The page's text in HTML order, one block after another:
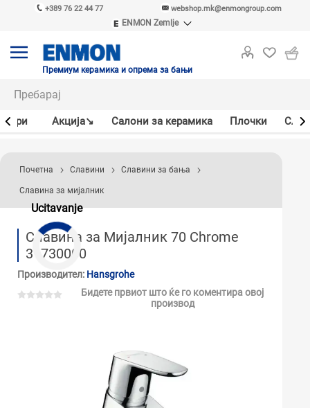
+389 76 22 44 77 webshop.mk@enmongroup.com
ENMON Zemlje
ENMON MKD
Премиум керамика и опрема за бањи
Акцијa↘ Салони за керамика Плочки
Ucitavanje
Почетна Славини Славини за бања
Славина за мијалник
Славина за Мијалник 70 Chrome
31730000
Производител: Hansgrohe
Бидете првиот што ќе го коментира овој
производ